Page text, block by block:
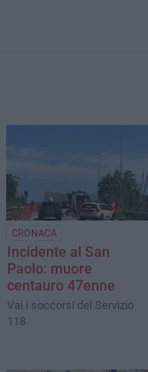
CRONACA
Incidente al San
Paolo: muore
centauro 47enne
Vai i soccorsi del Servizio
118